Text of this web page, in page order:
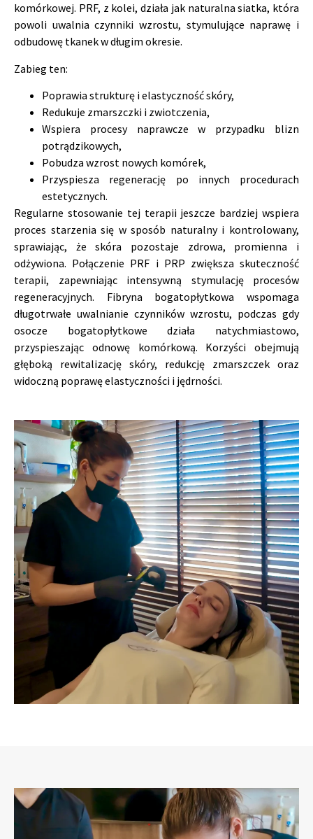
komórkowej. PRF, z kolei, działa jak naturalna siatka, która
powoli uwalnia czynniki wzrostu, stymulujące naprawę i
odbudowę tkanek w długim okresie.
Zabieg ten:
Poprawia strukturę i elastyczność skóry,
Redukuje zmarszczki i zwiotczenia,
Wspiera procesy naprawcze w przypadku blizn
potrądzikowych,
Pobudza wzrost nowych komórek,
Przyspiesza regenerację po innych procedurach
estetycznych.
Regularne stosowanie tej terapii jeszcze bardziej wspiera
proces starzenia się w sposób naturalny i kontrolowany,
sprawiając, że skóra pozostaje zdrowa, promienna i
odżywiona. Połączenie PRF i PRP zwiększa skuteczność
terapii, zapewniając intensywną stymulację procesów
regeneracyjnych. Fibryna bogatopłytkowa wspomaga
długotrwałe uwalnianie czynników wzrostu, podczas gdy
osocze bogatopłytkowe działa natychmiastowo,
przyspieszając odnowę komórkową. Korzyści obejmują
głęboką rewitalizację skóry, redukcję zmarszczek oraz
widoczną poprawę elastyczności i jędrności.